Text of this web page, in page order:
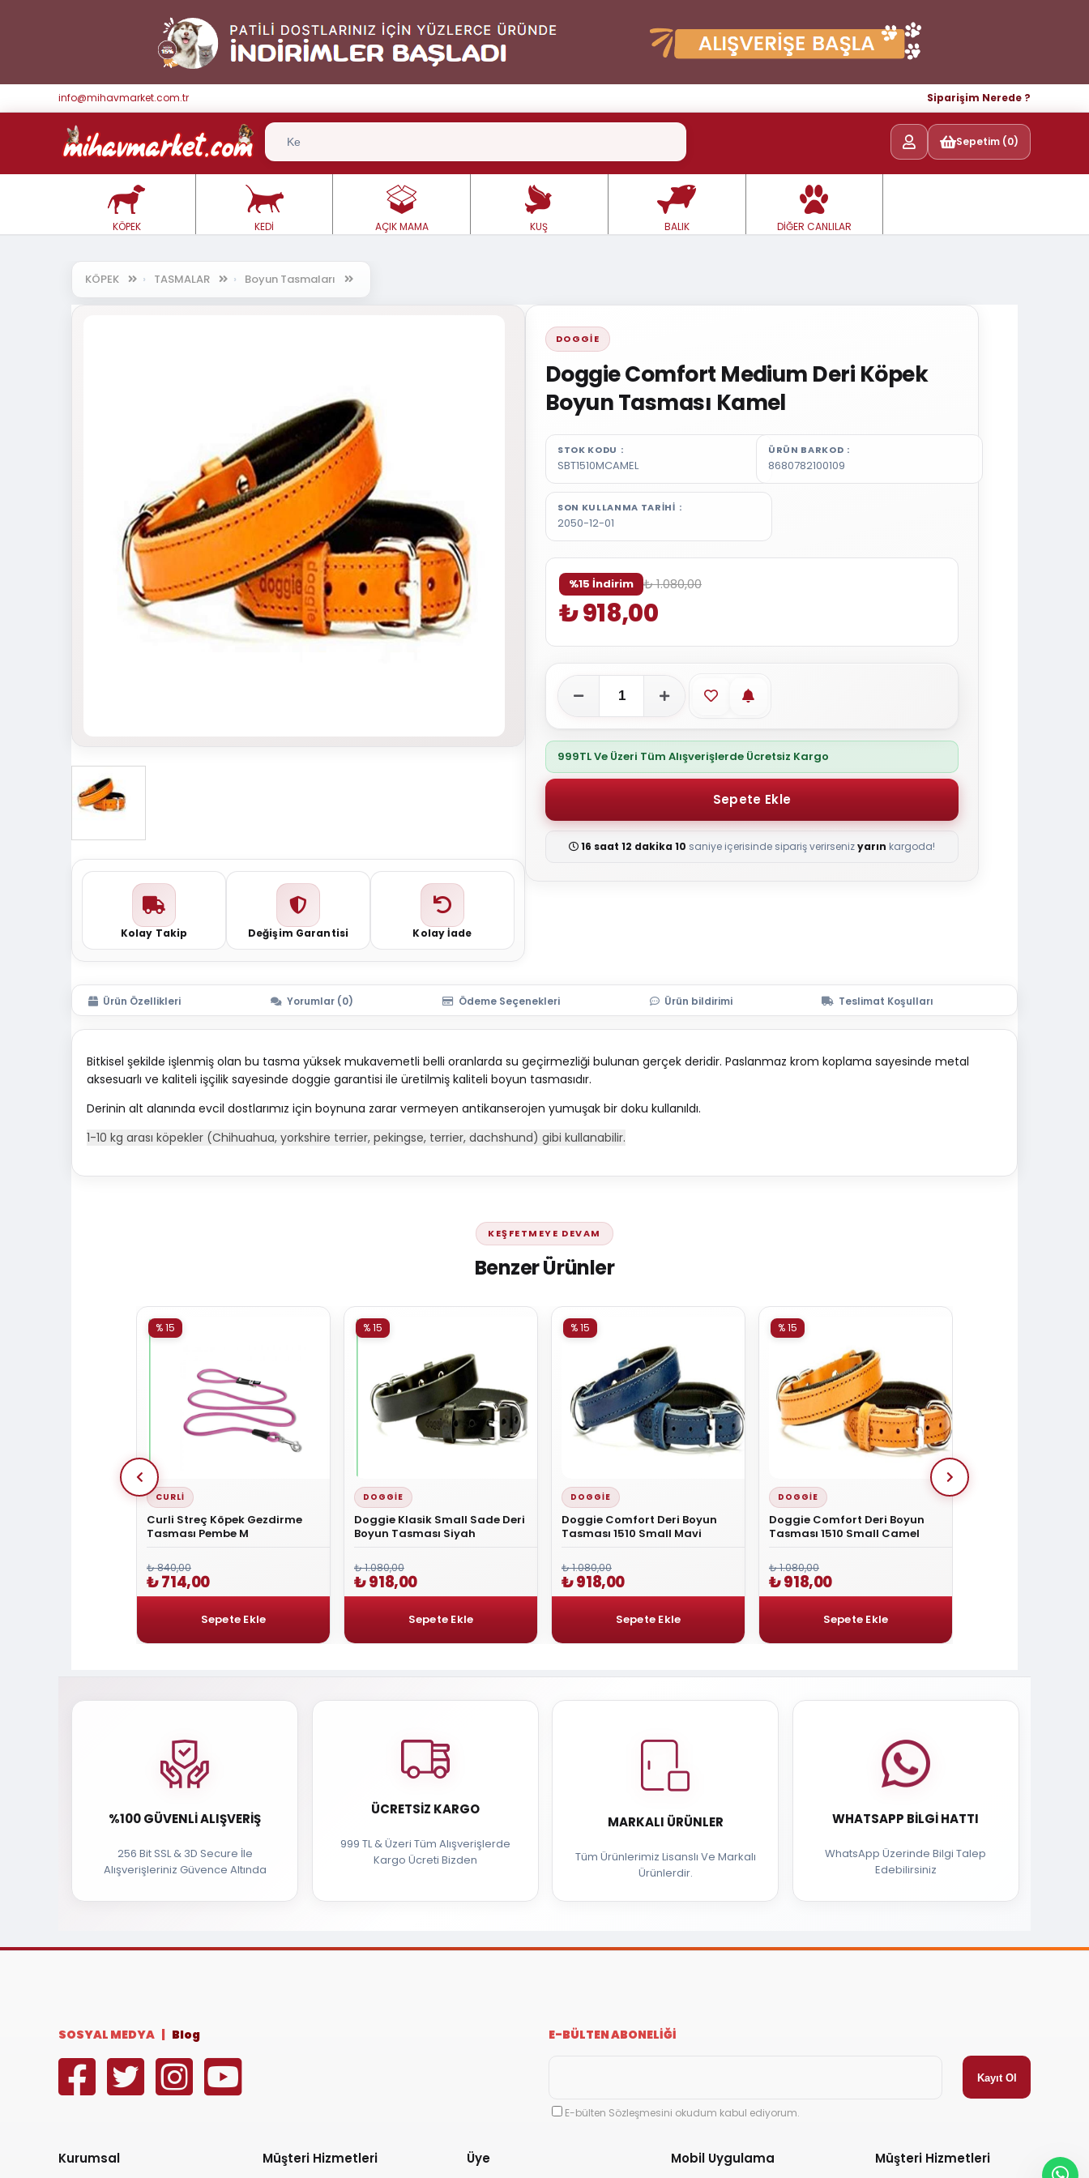
info@mihavmarket.com.tr Siparişim Nerede ?
Sepetim (0)
KÖPEK KEDİ AÇIK MAMA KUŞ BALIK DİĞER CANLILAR
KÖPEK TASMALAR Boyun Tasmaları
Kolay Takip Değişim Garantisi Kolay İade
DOGGIE
Doggie Comfort Medium Deri Köpek
Boyun Tasması Kamel
STOK KODU
SBT1510MCAMEL
ÜRÜN BARKOD
8680782100109
SON KULLANMA TARIHI
2050-12-01
%15 İndirim ₺ 1.080,00
₺ 918,00
Favorilere ekle
Stoğa gelince haber ver
999TL Ve Üzeri Tüm Alışverişlerde Ücretsiz Kargo
16 saat 12 dakika 9saniye içerisinde sipariş verirsenizyarınkargoda!
Ürün Özellikleri Yorumlar (0) Ödeme Seçenekleri Ürün bildirimi Teslimat Koşulları
Bitkisel şekilde işlenmiş olan bu tasma yüksek mukavemetli belli oranlarda su geçirmezliği bulunan gerçek deridir. Paslanmaz krom koplama sayesinde metal
aksesuarlı ve kaliteli işçilik sayesinde doggie garantisi ile üretilmiş kaliteli boyun tasmasıdır.
Derinin alt alanında evcil dostlarımız için boynuna zarar vermeyen antikanserojen yumuşak bir doku kullanıldı.
1-10 kg arası köpekler (Chihuahua, yorkshire terrier, pekingse, terrier, dachshund) gibi kullanabilir.
KEŞFETMEYE DEVAM
Benzer Ürünler
CURLI
Curli Streç Köpek Gezdirme
Tasması Pembe M
% 15
₺ 840,00
₺ 714,00
DOGGIE
Doggie Klasik Small Sade Deri
Boyun Tasması Siyah
% 15
₺ 1.080,00
₺ 918,00
DOGGIE
Doggie Comfort Deri Boyun
Tasması 1510 Small Mavi
% 15
₺ 1.080,00
₺ 918,00
DOGGIE
Doggie Comfort Deri Boyun
Tasması 1510 Small Camel
% 15
₺ 1.080,00
₺ 918,00
%100 GÜVENLI ALIŞVERIŞ
256 Bit SSL & 3D Secure İle
Alışverişleriniz Güvence Altında
ÜCRETSIZ KARGO
999 TL & Üzeri Tüm Alışverişlerde
Kargo Ücreti Bizden
MARKALI ÜRÜNLER
Tüm Ürünlerimiz Lisanslı Ve Markalı
Ürünlerdir.
WHATSAPP BILGI HATTI
WhatsApp Üzerinde Bilgi Talep
Edebilirsiniz
SOSYAL MEDYA | Blog E-BÜLTEN ABONELİĞİ
E-bülten Sözleşmesini okudum kabul ediyorum.
Kurumsal Müşteri Hizmetleri Üye Mobil Uygulama Müşteri Hizmetleri